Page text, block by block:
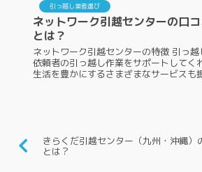
引っ越し業者選び
ネットワーク引越センターの口
とは？
ネットワーク引越センターの特徴 引っ
依頼者の引っ越し作業をサポートしてく
生活を豊かにするさまざまなサービスも
きらくだ引越センター（九州・沖縄）
とは？